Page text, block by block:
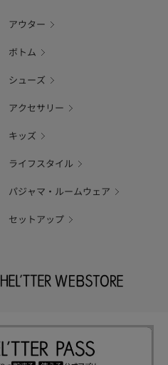
アウター
ボトム
シューズ
アクセサリー
キッズ
ライフスタイル
パジャマ・ルームウェア
セットアップ